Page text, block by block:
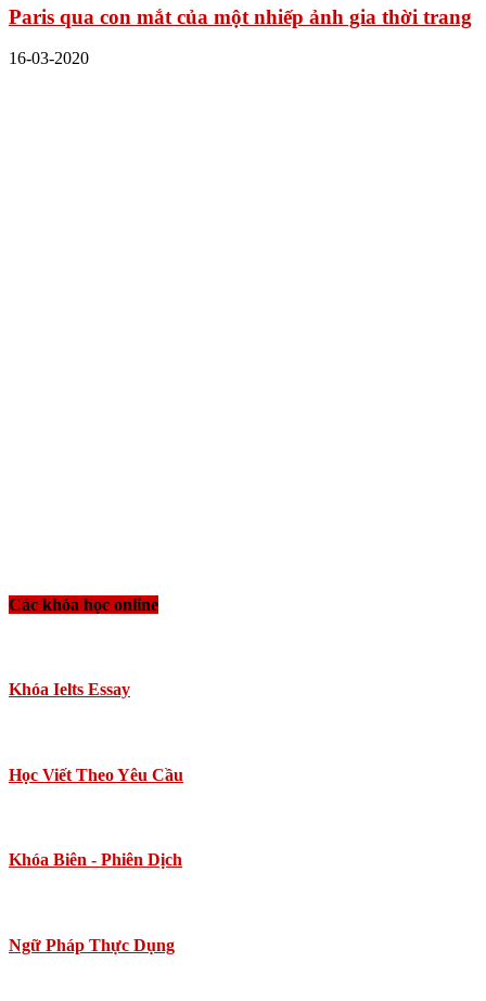
Paris qua con mắt của một nhiếp ảnh gia thời trang
16-03-2020
Các khóa học online
Khóa Ielts Essay
Học Viết Theo Yêu Cầu
Khóa Biên - Phiên Dịch
Ngữ Pháp Thực Dụng